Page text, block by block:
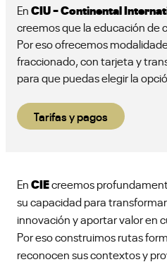
EnCIU – Continental
creemos que la educación de
Por eso ofrecemos
fraccionado, con tarjeta y
para que puedas elegir la
Tarifas y pagos
EnCIEcreemos
su capacidad para
innovación y aportar valor en
Por eso construimos rutas
reconocen sus contextos y